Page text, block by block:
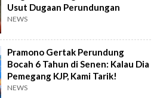
Usut Dugaan Perundungan
NEWS
Pramono Gertak Perundung
Bocah 6 Tahun di Senen: Kalau Dia
Pemegang KJP, Kami Tarik!
NEWS